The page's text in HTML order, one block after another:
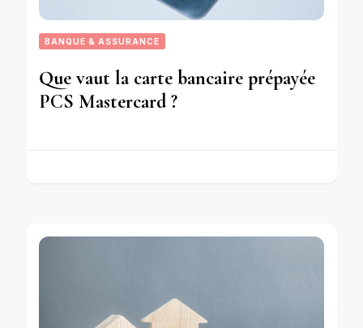
BANQUE & ASSURANCE
Que vaut la carte bancaire prépayée
PCS Mastercard ?